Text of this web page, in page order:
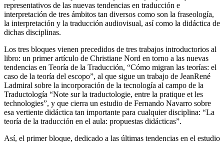
El presente volumen pretende recopilar trabajos pioneros y
representativos de las nuevas tendencias en traducción e
interpretación de tres ámbitos tan diversos como son la fraseología,
la interpretación y la traducción audiovisual, así como la didáctica de
Los tres bloques vienen precedidos de tres trabajos introductorios al
libro: un primer artículo de Christiane Nord en torno a las nuevas
tendencias en Teoría de la Traducción, “Cómo migran las teorías: el
caso de la teoría del escopo”, al que sigue un trabajo de JeanRené
Ladmiral sobre la incorporación de la tecnología al campo de la
Traductología “Note sur la traductologie, entre la pratique et les
technologies”, y que cierra un estudio de Fernando Navarro sobre
esa vertiente didáctica tan importante para cualquier disciplina: “La